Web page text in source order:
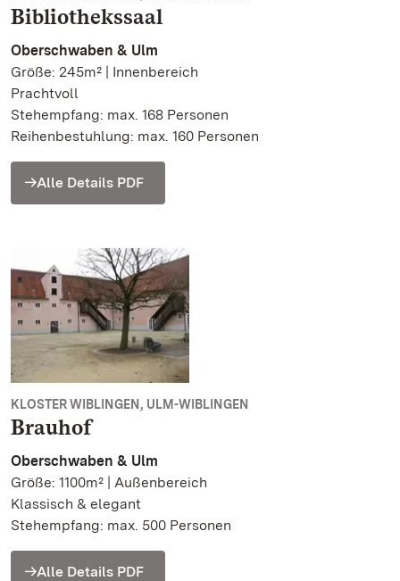
Bibliothekssaal
Oberschwaben & Ulm
Größe: 245m² | Innenbereich
Prachtvoll
Stehempfang: max. 168 Personen
Reihenbestuhlung: max. 160 Personen
Alle Details PDF
KLOSTER WIBLINGEN, ULM-WIBLINGEN
Brauhof
Oberschwaben & Ulm
Größe: 1100m² | Außenbereich
Klassisch & elegant
Stehempfang: max. 500 Personen
Alle Details PDF